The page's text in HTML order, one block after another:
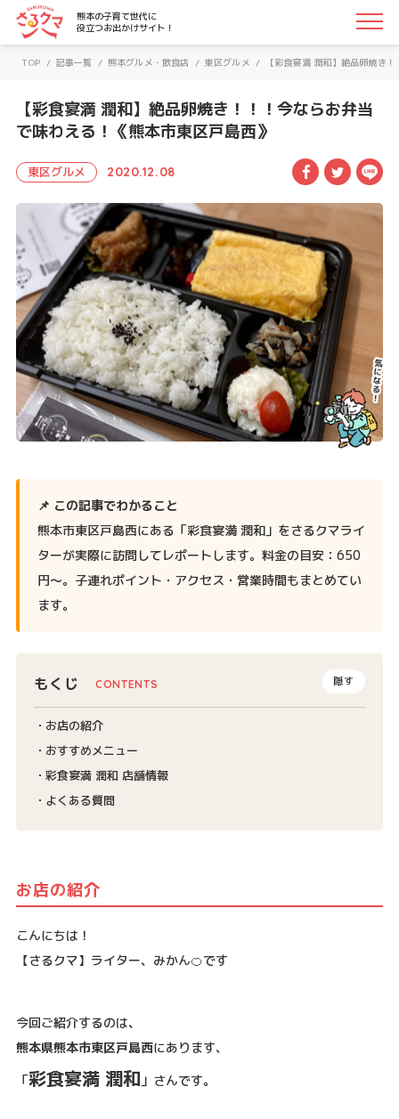
さるクマ-さるこう、熊本-｜熊本の子育て世代に役立つお
熊本の子育て世代に
役立つお出かけサイト！
TOP / 記事一覧 / 熊本グルメ・飲食店 / 東区グルメ / 【彩食宴満 潤和】絶品卵焼き
【彩食宴満 潤和】絶品卵焼き！！！今ならお弁当
で味わえる！《熊本市東区戸島西》
東区グルメ 2020.12.08 Facebook
📌 この記事でわかること
熊本市東区戸島西にある「彩食宴満 潤和」をさるクマライ
ターが実際に訪問してレポートします。料金の目安：650
円〜。子連れポイント・アクセス・営業時間もまとめてい
ます。
もくじ 隠す
お店の紹介
おすすめメニュー
彩食宴満 潤和 店舗情報
よくある質問
お店の紹介
こんにちは！
【さるクマ】ライター、みかん🍊です
今回ご紹介するのは、
熊本県熊本市東区戸島西にあります、
「彩食宴満 潤和 」さんです。